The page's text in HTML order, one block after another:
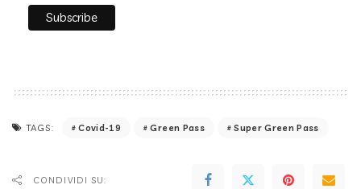
TAGS: Covid-19 Green Pass Super Green Pass
CONDIVIDI SU: